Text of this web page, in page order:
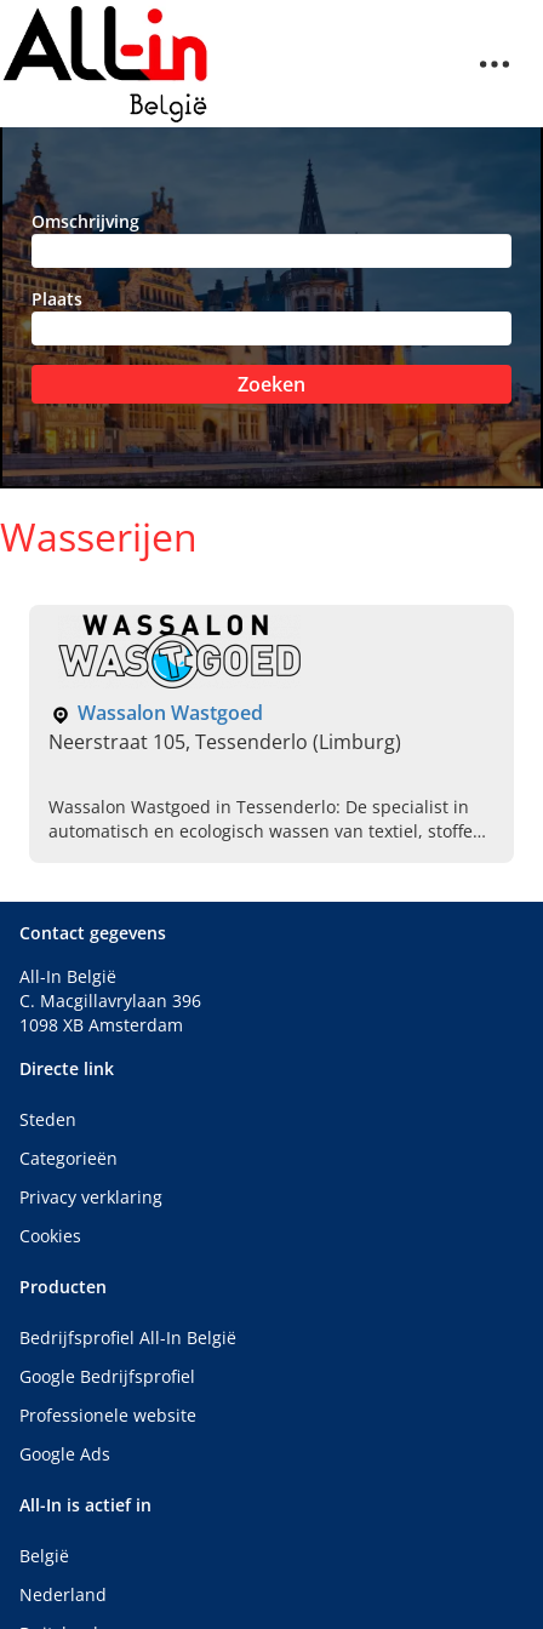
Omschrijving
Plaats
Zoeken
Wasserijen
Wassalon Wastgoed
Neerstraat 105, Tessenderlo (Limburg)
Wassalon Wastgoed in Tessenderlo: De specialist in
automatisch en ecologisch wassen van textiel, stoffen
Contact gegevens
All-In België
C. Macgillavrylaan 396
1098 XB Amsterdam
Directe link
Steden
Categorieën
Privacy verklaring
Cookies
Producten
Bedrijfsprofiel All-In België
Google Bedrijfsprofiel
Professionele website
Google Ads
All-In is actief in
België
Nederland